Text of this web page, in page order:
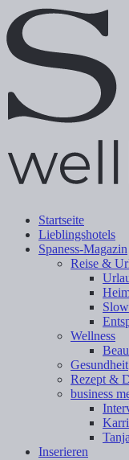
Startseite
Lieblingshotels
Spaness-Magazin
Reise &
Wellness
Gesundheit
Rezept &
business
Inserieren